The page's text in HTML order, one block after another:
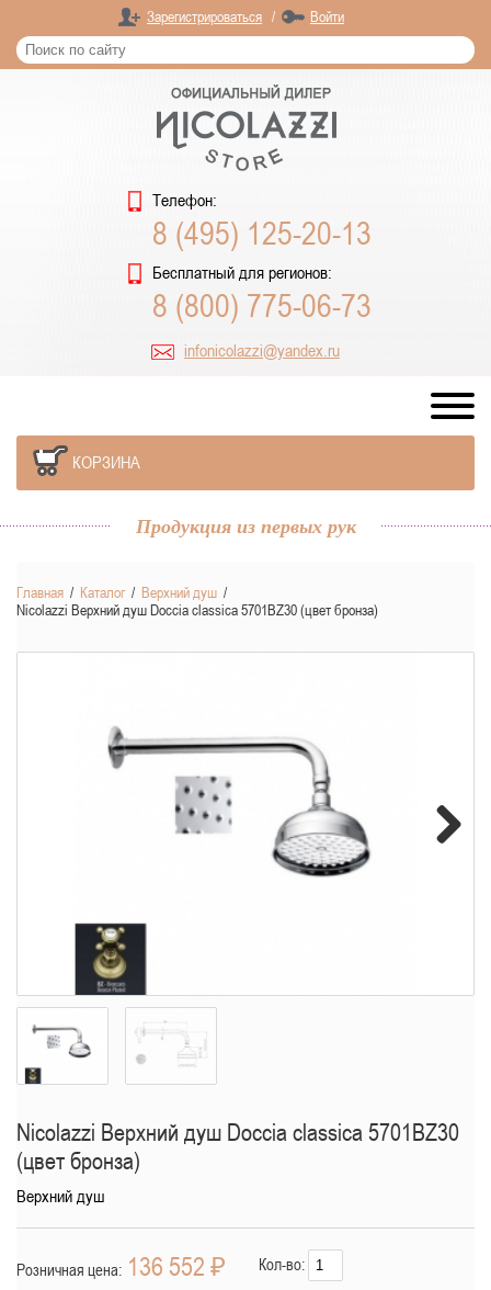
Зарегистрироваться / Войти
Телефон:
8 (495) 125-20-13
Бесплатный для регионов:
8 (800) 775-06-73
infonicolazzi@yandex.ru
КОРЗИНА
Продукция из первых рук
Главная / Каталог/ Верхний душ /
Nicolazzi Верхний душ Doccia classica 5701BZ30 (цвет бронза)
Nicolazzi Верхний душ Doccia classica 5701BZ30
(цвет бронза)
Верхний душ
Розничная цена: 136 552 ₽ Кол-во: